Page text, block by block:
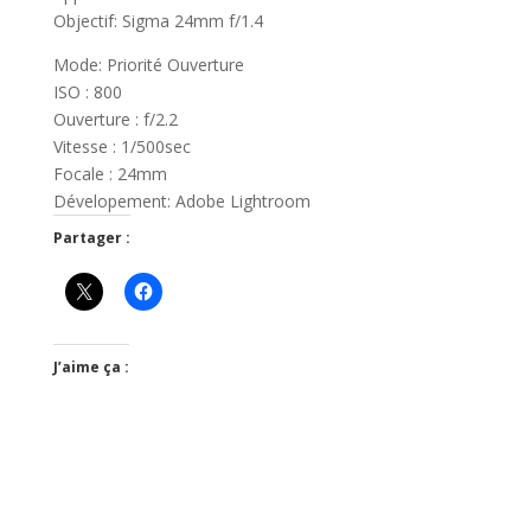
Objectif: Sigma 24mm f/1.4
Mode: Priorité Ouverture
ISO : 800
Ouverture : f/2.2
Vitesse : 1/500sec
Focale : 24mm
Dévelopement: Adobe Lightroom
Partager :
J’aime ça :